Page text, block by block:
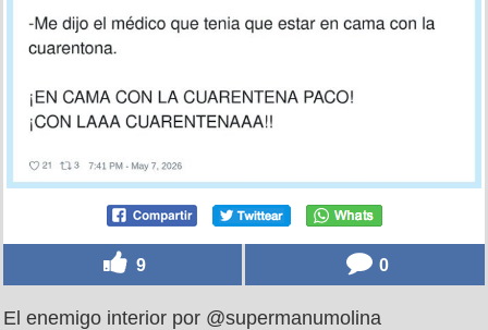
9 0
El enemigo interior por @supermanumolina